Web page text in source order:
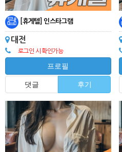
[휴게텔] 인스타그램
대전
로그인 시 확인가능
프로필
댓글 후기